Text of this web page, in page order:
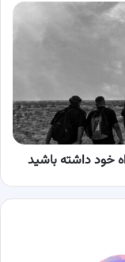
خود داشته باشید